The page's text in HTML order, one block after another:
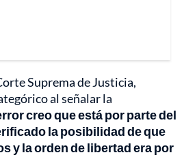
Suprema de Justicia,
al señalar la
creo que está por parte del
la posibilidad de que
y la orden de libertad era por